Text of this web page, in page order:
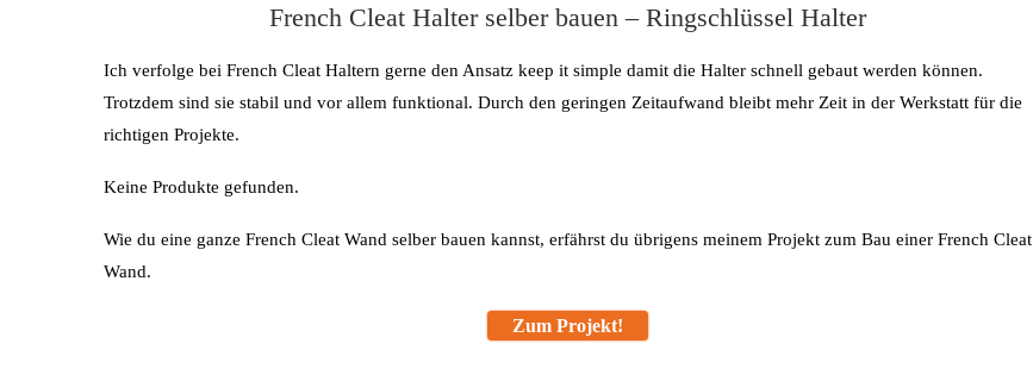
French Cleat Halter selber bauen – Ringschlüssel Halter
Ich verfolge bei French Cleat Haltern gerne den Ansatz keep it simple damit die Halter schnell gebaut werden können.
Trotzdem sind sie stabil und vor allem funktional. Durch den geringen Zeitaufwand bleibt mehr Zeit in der Werkstatt für die
richtigen Projekte.
Keine Produkte gefunden.
Wie du eine ganze French Cleat Wand selber bauen kannst, erfährst du übrigens meinem Projekt zum Bau einer French Cleat
Wand.
Zum Projekt!